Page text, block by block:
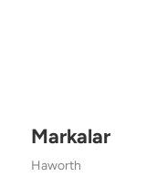
Markalar
Haworth